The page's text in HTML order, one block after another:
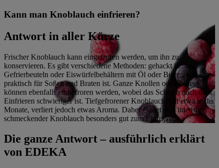
Kann man Knoblauch einfrieren?
Antwort in aller Kürze
Frischer Knoblauch kann eingefroren werden, um ihn zu
konservieren. Es gibt verschiedene Methoden: gehackt in
Gefrierbeuteln oder Eiswürfelbehältern mit Öl oder Butter, was
praktisch für Soßen und Braten ist. Ganze Knollen oder Zehen
können ebenfalls eingefroren werden, wobei das Schälen nach dem
Einfrieren schwieriger ist. Tiefgefrorener Knoblauch hält etwa sechs
Monate, verliert jedoch etwas Aroma. Daher eignet sich intensiv
schmeckender Knoblauch besonders gut zum Einfrieren.
Die ganze Antwort – ausführlich erklärt
von EDEKA